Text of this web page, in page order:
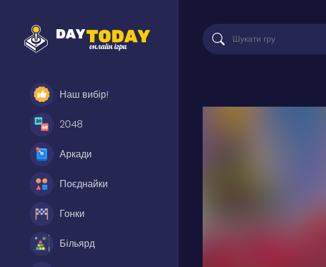
Наш вибір!
2048
Аркади
Поєднайки
Гонки
Більярд